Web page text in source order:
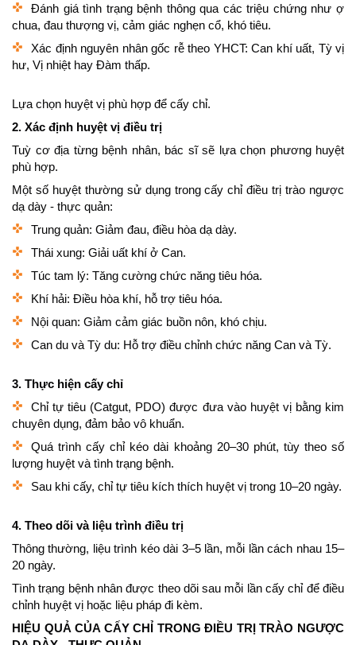
Đánh giá tình trạng bệnh thông qua các triệu chứng như ợ
chua, đau thượng vị, cảm giác nghẹn cổ, khó tiêu.
Xác định nguyên nhân gốc rễ theo YHCT: Can khí uất, Tỳ vị
hư, Vị nhiệt hay Đàm thấp.
Lựa chọn huyệt vị phù hợp để cấy chỉ.
2. Xác định huyệt vị điều trị
Tuỳ cơ địa từng bệnh nhân, bác sĩ sẽ lựa chọn phương huyệt
phù hợp.
Một số huyệt thường sử dụng trong cấy chỉ điều trị trào ngược
dạ dày - thực quản:
Trung quản: Giảm đau, điều hòa dạ dày.
Thái xung: Giải uất khí ở Can.
Túc tam lý: Tăng cường chức năng tiêu hóa.
Khí hải: Điều hòa khí, hỗ trợ tiêu hóa.
Nội quan: Giảm cảm giác buồn nôn, khó chịu.
Can du và Tỳ du: Hỗ trợ điều chỉnh chức năng Can và Tỳ.
3. Thực hiện cấy chỉ
Chỉ tự tiêu (Catgut, PDO) được đưa vào huyệt vị bằng kim
chuyên dụng, đảm bảo vô khuẩn.
Quá trình cấy chỉ kéo dài khoảng 20–30 phút, tùy theo số
lượng huyệt và tình trạng bệnh.
Sau khi cấy, chỉ tự tiêu kích thích huyệt vị trong 10–20 ngày.
4. Theo dõi và liệu trình điều trị
Thông thường, liệu trình kéo dài 3–5 lần, mỗi lần cách nhau 15–
20 ngày.
Tình trạng bệnh nhân được theo dõi sau mỗi lần cấy chỉ để điều
chỉnh huyệt vị hoặc liệu pháp đi kèm.
HIỆU QUẢ CỦA CẤY CHỈ TRONG ĐIỀU TRỊ TRÀO NGƯỢC